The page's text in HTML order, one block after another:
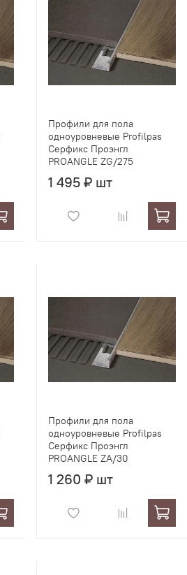
Профили для пола
одноуровневые Profilpas
Серфикс Проэнгл
PROANGLE ZG/275
1 495 ₽ шт
Профили для пола
одноуровневые Profilpas
Серфикс Проэнгл
PROANGLE ZA/30
1 260 ₽ шт